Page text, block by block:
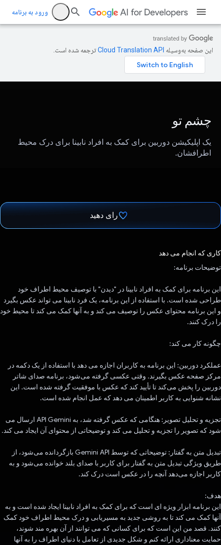
ورود به برنامه
این صفحه به‌وسیله ترجمه شده است.
چشم تو
یک اپلیکیشن دوربین برای کمک به افراد نابینا برای درک محیط
اطرافشان.
رای دهید
کاری که انجام می دهد
توضیحات برنامه:
این برنامه برای کمک به افراد نابینا در "دیدن" با توصیف محیط اطراف خود
طراحی شده است. با استفاده از این برنامه، یک فرد نابینا می تواند عکس بگیرد
و این برنامه محتوای عکس را توصیف می کند و به آنها کمک می کند تا محیط خود
را درک کنند.
چگونه کار می کند:
عملکرد دوربین: این برنامه به کاربران اجازه می دهد با استفاده از یک دکمه در
مرکز صفحه عکس بگیرند. وقتی عکسی گرفته می‌شود، برنامه صدای شاتر
دوربین را پخش می‌کند تا تأیید کند که عکس با موفقیت گرفته شده است. این
نشانه شنوایی به کاربر اطمینان می دهد که عمل انجام شده است.
تجزیه و تحلیل تصویر: هنگامی که عکس گرفته شد، به API Gemini ارسال می
شود که تصویر را تجزیه و تحلیل می کند و توضیحاتی از محتوای آن ایجاد می کند.
تبدیل متن به گفتار: توضیحاتی که توسط Gemini API بازگردانده می‌شود، از
طریق ویژگی تبدیل متن به گفتار برای کاربر با صدای بلند خوانده می‌شود و به
کاربر اجازه می‌دهد آنچه را در عکس است درک کند.
هدف:
این برنامه ابزار ویژه ای است که برای کمک به افراد نابینا ایجاد شده است و به
آنها کمک می کند تا به روشی جدید به مسیریابی و درک محیط اطراف خود کمک
کنند. قصد من این است که برای کسانی که می توانند از آن بهره مند شوند،
حمایت معناداری ارائه کنم و شکل جدیدی از تعامل با دنیای اطراف را به آنها